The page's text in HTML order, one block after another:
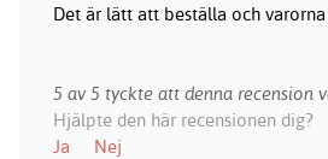
Det är lätt att beställa och
5 av 5 tyckte att denna recension
Hjälpte den här recensionen dig?
Ja
Nej